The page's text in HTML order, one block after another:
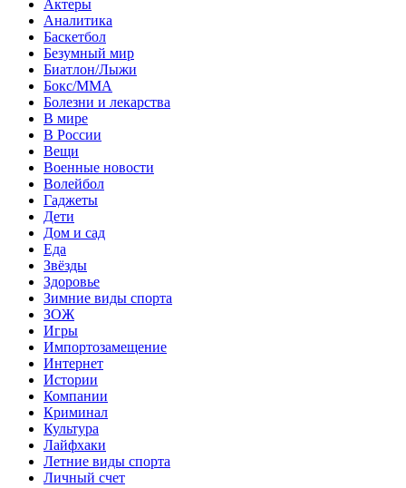
Актеры
Аналитика
Баскетбол
Безумный мир
Биатлон/Лыжи
Бокс/MMA
Болезни и лекарства
В мире
В России
Вещи
Военные новости
Волейбол
Гаджеты
Дети
Дом и сад
Еда
Звёзды
Здоровье
Зимние виды спорта
ЗОЖ
Игры
Импортозамещение
Интернет
Истории
Компании
Криминал
Культура
Лайфхаки
Летние виды спорта
Личный счет